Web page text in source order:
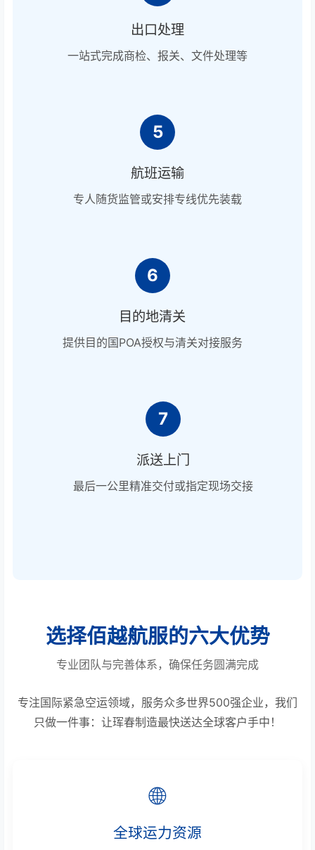
出口处理
一站式完成商检、报关、文件处理等
5
航班运输
专人随货监管或安排专线优先装载
6
目的地清关
提供目的国POA授权与清关对接服务
7
派送上门
最后一公里精准交付或指定现场交接
选择佰越航服的六大优势
专业团队与完善体系，确保任务圆满完成
专注国际紧急空运领域，服务众多世界500强企业，我们
只做一件事：让珲春制造最快送达全球客户手中！
🌐
全球运力资源